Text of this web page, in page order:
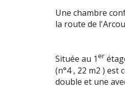
Une chambre
la route de
Située au 1er
(n°4 , 22 m2 ) est
double et une